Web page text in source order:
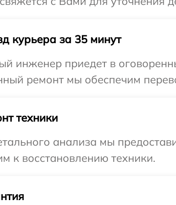
курьера за 35 минут
инженер приедет в
ремонт мы обеспечим
техники
анализа мы
к восстановлению техники.